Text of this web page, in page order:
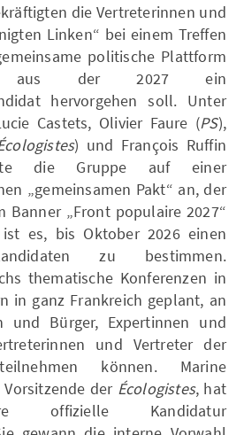
die Vertreterinnen und
Linken“ bei einem Treffen
politische Plattform
aus der 2027 ein
hervorgehen soll. Unter
Castets, Olivier Faure (PS),
) und François Ruffin
die Gruppe auf einer
„gemeinsamen Pakt“ an, der
Banner „Front populaire 2027“
es, bis Oktober 2026 einen
zu bestimmen.
thematische Konferenzen in
in ganz Frankreich geplant, an
und Bürger, Expertinnen und
und Vertreter der
können. Marine
der Écologistes, hat
offizielle Kandidatur